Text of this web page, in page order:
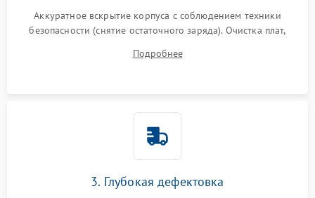
Аккуратное вскрытие корпуса с соблюдением техники
безопасности (снятие остаточного заряда). Очистка плат,
и кистей для предотвращения перегрева и замыканий.
Подробнее
3. Глубокая дефектовка